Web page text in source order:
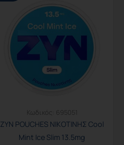
Κωδικός: 695051
ZYN POUCHES ΝΙΚΟΤΙΝΗΣ Cool
Mint Ice Slim 13.5mg